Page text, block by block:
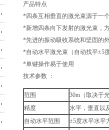
产品特点
*四条互相垂直的激光束源于一
*新增四条向下发射的激光束，
*先进的振动吸收系统和坚固的
*自动水平激光束（自动找平±5
*单键操作易于使用
技术参数 ：
范围
30m（取决于
精度
水平，垂直以
自动水平范围
±5度水平水平